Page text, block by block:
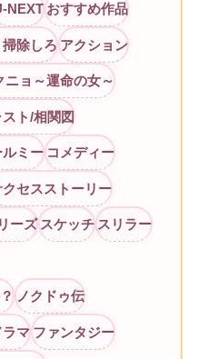
NEXT おすすめ作品
除しろ アクション
ニョ～運命の女～
ト/相関図
ミー コメディー
クセスストーリー
ーズ スケッチ スリラー
ノクドゥ伝
マ ファンタジー